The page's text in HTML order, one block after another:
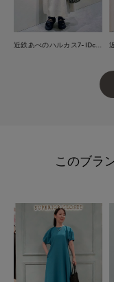
このブラ